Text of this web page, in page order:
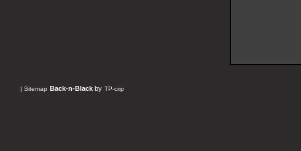
| Sitemap Back-n-Black by TP-crip